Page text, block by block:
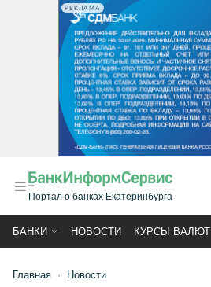
РЕКЛАМА
Портал о банках Екатеринбурга
БАНКИ НОВОСТИ КУРСЫ ВАЛЮТ
Главная Новости